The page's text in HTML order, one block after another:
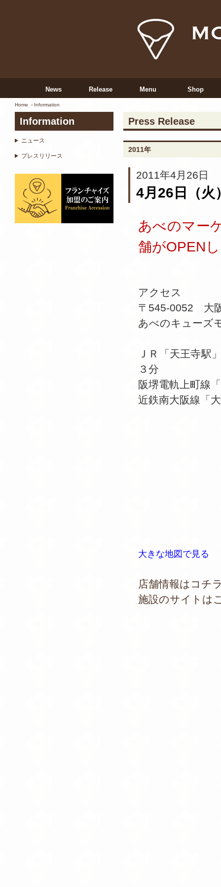
News Release Menu Shop
Home Information
Information
ニュース
プレスリリース
Press Release
2011年
2011年4月26日
4月26日（火
あべのマー
舗がOPEN
アクセス
〒545-0052 大
あべのキューズ
ＪＲ「天王寺駅
３分
阪堺電軌上町線
近鉄南大阪線「
大きな地図で見る
店舗情報はコチ
施設のサイトは